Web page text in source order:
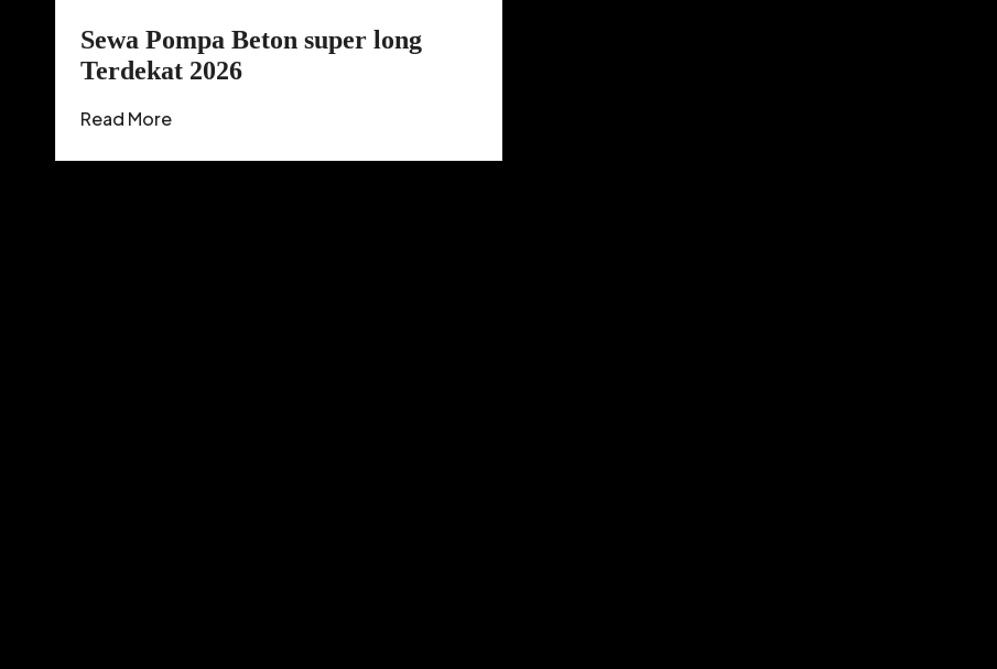
Sewa Pompa Beton super long
Terdekat 2026
Read More